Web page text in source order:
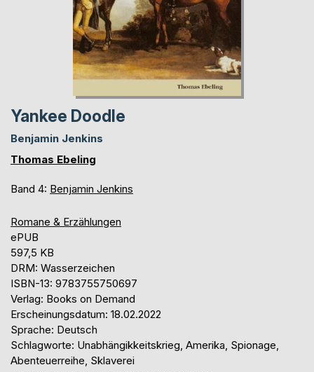
Yankee Doodle
Benjamin Jenkins
Thomas Ebeling
Band 4: Benjamin Jenkins
Romane & Erzählungen
ePUB
597,5 KB
DRM: Wasserzeichen
ISBN-13: 9783755750697
Verlag: Books on Demand
Erscheinungsdatum: 18.02.2022
Sprache: Deutsch
Schlagworte: Unabhängikkeitskrieg, Amerika, Spionage,
Abenteuerreihe, Sklaverei